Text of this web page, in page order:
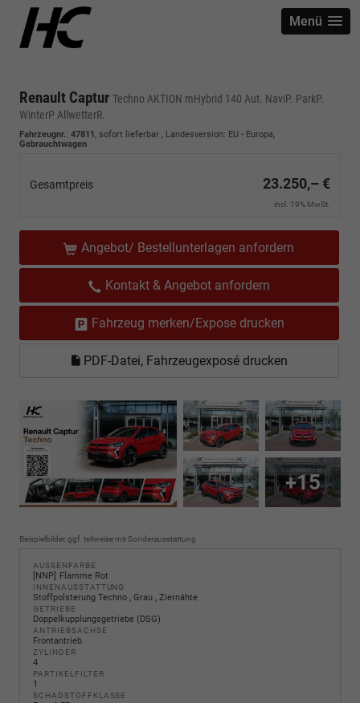
Menü
Renault Captur Techno AKTION mHybrid 140 Aut. NaviP. ParkP.
WinterP AllwetterR.
Fahrzeugnr.: 47811 , sofort lieferbar , Landesversion: EU - Europa,
Gebrauchtwagen
Gesamtpreis 23.250,– €
incl. 19% MwSt.
Angebot/ Bestellunterlagen anfordern
Kontakt & Angebot anfordern
Fahrzeug merken/Expose drucken
PDF-Datei, Fahrzeugexposé drucken
+15
Beispielbilder, ggf. teilweise mit Sonderausstattung
AUSSENFARBE
NNP Flamme Rot
INNENAUSSTATTUNG
Stoffpolsterung Techno , Grau , Ziernähte
GETRIEBE
Doppelkupplungsgetriebe (DSG)
ANTRIEBSACHSE
Frontantrieb
ZYLINDER
4
PARTIKELFILTER
1
SCHADSTOFFKLASSE